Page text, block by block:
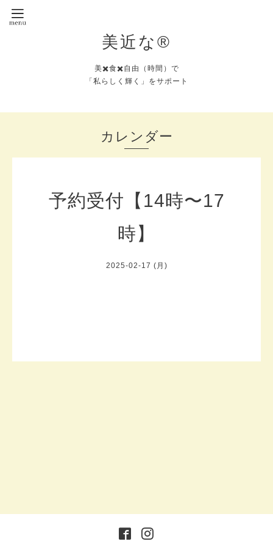
美近な®︎
美✖️食✖️自由（時間）で
「私らしく輝く」をサポート
カレンダー
予約受付【14時〜17
時】
2025-02-17 (月)